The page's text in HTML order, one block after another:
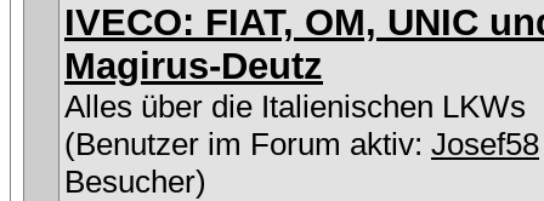
IVECO: FIAT, OM, UNIC
Magirus-Deutz
Alles über die Italienischen LKWs
(Benutzer im Forum aktiv: Josef58
Besucher)